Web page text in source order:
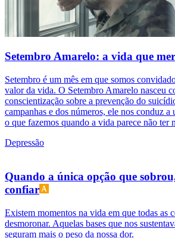
Setembro Amarelo: a vida que
Setembro é um mês em que somos
valor da vida. O Setembro Amarelo nasceu
conscientização sobre a prevenção do
campanhas e dos números, ele nos conduz
o que fazemos quando a vida parece não ter
Depressão
Quando a única opção que
confiar
Existem momentos na vida em que todas as
desmoronar. Aquelas bases que nos
seguram mais o peso da nossa dor.